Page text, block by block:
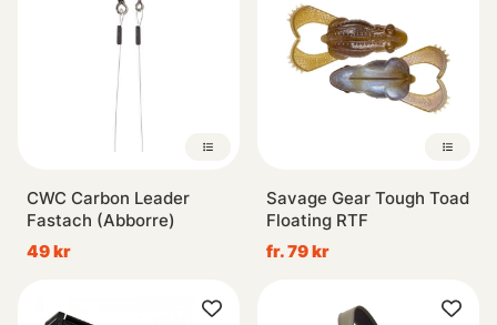
CWC Carbon Leader
Fastach (Abborre)
49 kr
Savage Gear Tough Toad
Floating RTF
fr. 79 kr